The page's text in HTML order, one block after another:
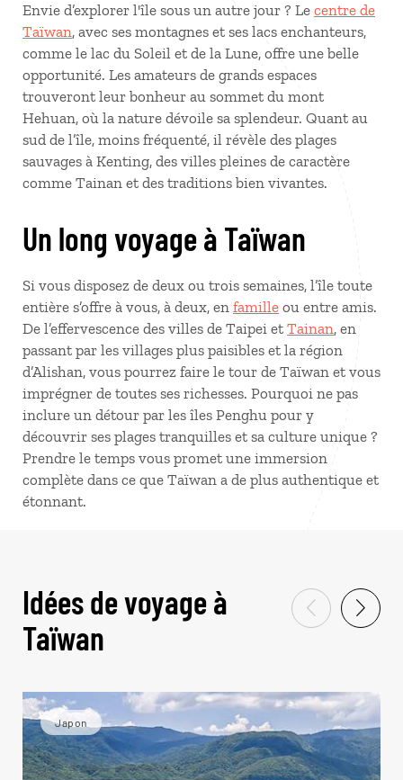
Envie d’explorer l'île sous un autre jour ? Le centre de
Taïwan, avec ses montagnes et ses lacs enchanteurs,
comme le lac du Soleil et de la Lune, offre une belle
opportunité. Les amateurs de grands espaces
trouveront leur bonheur au sommet du mont
Hehuan, où la nature dévoile sa splendeur. Quant au
sud de l’île, moins fréquenté, il révèle des plages
sauvages à Kenting, des villes pleines de caractère
comme Tainan et des traditions bien vivantes.
Un long voyage à Taïwan
Si vous disposez de deux ou trois semaines, l’île toute
entière s’offre à vous, à deux, en famille ou entre amis.
De l’effervescence des villes de Taipei et Tainan, en
passant par les villages plus paisibles et la région
d’Alishan, vous pourrez faire le tour de Taïwan et vous
imprégner de toutes ses richesses. Pourquoi ne pas
inclure un détour par les îles Penghu pour y
découvrir ses plages tranquilles et sa culture unique ?
Prendre le temps vous promet une immersion
complète dans ce que Taïwan a de plus authentique et
étonnant.
Idées de voyage à
Taïwan
Japon